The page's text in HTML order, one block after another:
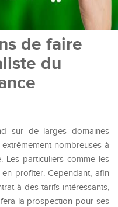
de faire
du
sur de larges domaines
nombreuses à
particuliers comme les
profiter. Cependant, afin
à des tarifs intéressants,
la prospection pour ses